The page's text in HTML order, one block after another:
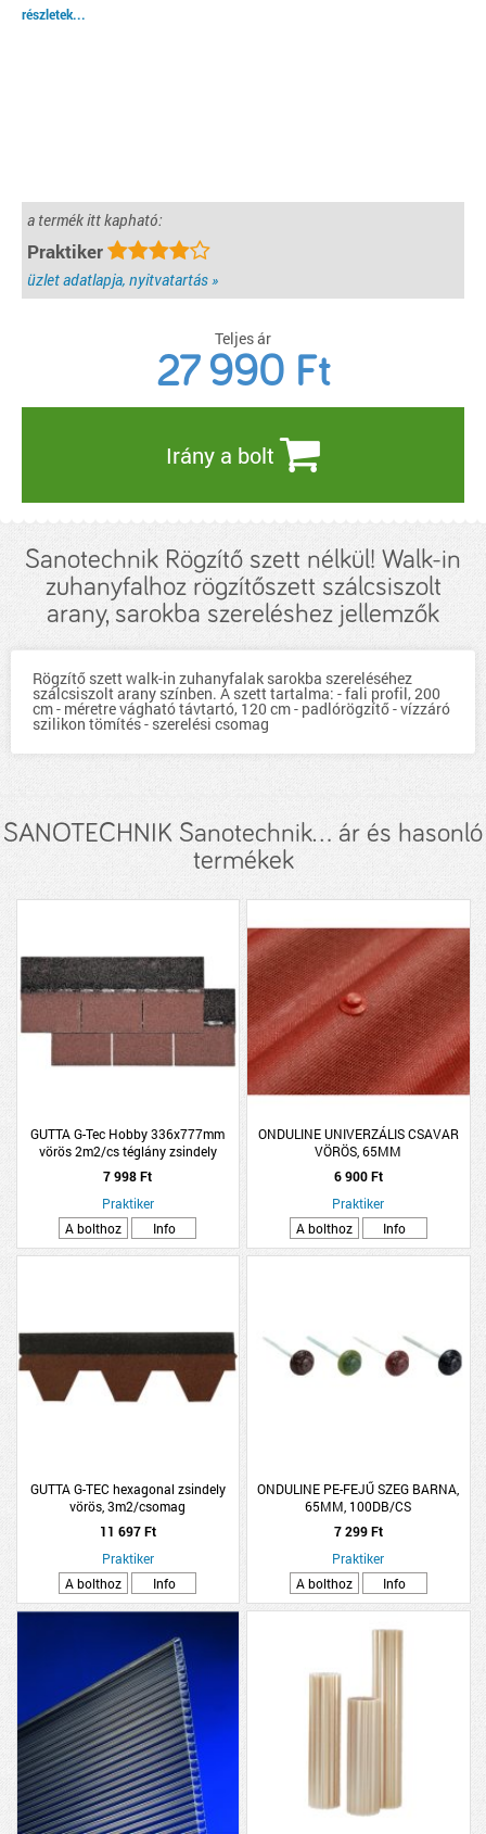
részletek...
a termék itt kapható:
Praktiker
üzlet adatlapja, nyitvatartás »
Teljes ár
27 990 Ft
Irány a bolt
Sanotechnik Rögzítő szett nélkül! Walk-in
zuhanyfalhoz rögzítőszett szálcsiszolt
arany, sarokba szereléshez jellemzők
Rögzítő szett walk-in zuhanyfalak sarokba szereléséhez
szálcsiszolt arany színben. A szett tartalma: - fali profil, 200
cm - méretre vágható távtartó, 120 cm - padlórögzítő - vízzáró
szilikon tömítés - szerelési csomag
SANOTECHNIK Sanotechnik... ár és hasonló
termékek
GUTTA G-Tec Hobby 336x777mm
vörös 2m2/cs téglány zsindely
7 998 Ft
Praktiker
A bolthoz
Info
ONDULINE UNIVERZÁLIS CSAVAR
VÖRÖS, 65MM
6 900 Ft
Praktiker
A bolthoz
Info
GUTTA G-TEC hexagonal zsindely
vörös, 3m2/csomag
11 697 Ft
Praktiker
A bolthoz
Info
ONDULINE PE-FEJŰ SZEG BARNA,
65MM, 100DB/CS
7 299 Ft
Praktiker
A bolthoz
Info